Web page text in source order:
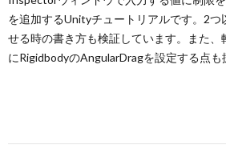
を追加するUnityチュートリアルです。2
せる時の書き方も検証しています。また、
にRigidbodyのAngularDragを設定する点も